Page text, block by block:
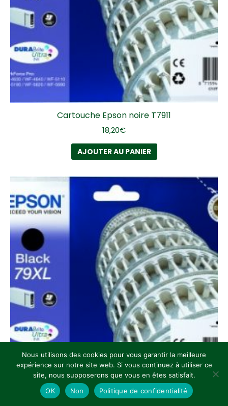
Cartouche Epson noire T7911
18,20€
AJOUTER AU PANIER
Cartouche Epson noire T7901 haute capacité
Nous utilisons des cookies pour vous garantir la meilleure
expérience sur notre site web. Si vous continuez à utiliser ce
site, nous supposerons que vous en êtes satisfait.
OK
Non Politique de confidentialité